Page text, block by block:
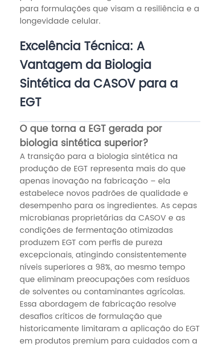
para formulações que visam a resiliência e a
longevidade celular.
Excelência Técnica: A
Vantagem da Biologia
Sintética da CASOV para a
EGT
O que torna a EGT gerada por
biologia sintética superior?
A transição para a biologia sintética na
produção de EGT representa mais do que
apenas inovação na fabricação – ela
estabelece novos padrões de qualidade e
desempenho para os ingredientes. As cepas
microbianas proprietárias da CASOV e as
condições de fermentação otimizadas
produzem EGT com perfis de pureza
excepcionais, atingindo consistentemente
níveis superiores a 98%, ao mesmo tempo
que eliminam preocupações com resíduos
de solventes ou contaminantes agrícolas.
Essa abordagem de fabricação resolve
desafios críticos de formulação que
historicamente limitaram a aplicação do EGT
em produtos premium para cuidados com a